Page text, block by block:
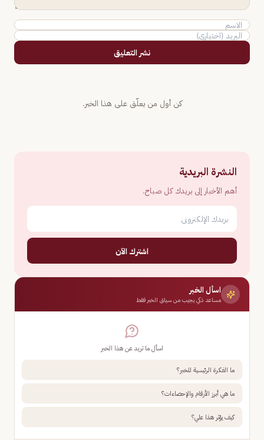
نشر التعليق
كن أول من يعلّق على هذا الخبر.
النشرة البريدية
أهم الأخبار إلى بريدك كل صباح.
اشترك الآن
اسأل الخبر
مساعد ذكي يجيب من سياق الخبر فقط
اسأل ما تريد عن هذا الخبر
ما الفكرة الرئيسية للخبر؟
ما هي أبرز الأرقام والإحصاءات؟
كيف يؤثر هذا علي؟